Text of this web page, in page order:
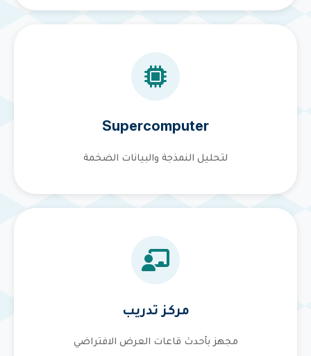
Supercomputer
لتحليل النمذجة والبيانات الضخمة
مركز تدريب
مجهز بأحدث قاعات العرض الافتراضي